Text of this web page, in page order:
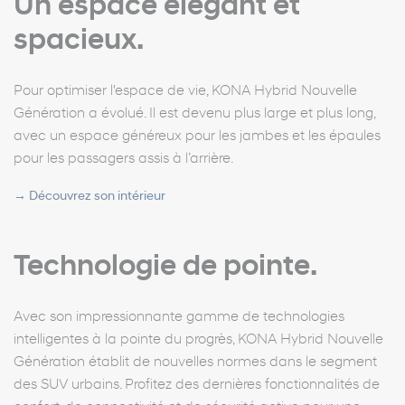
Un espace élégant et
spacieux.
Pour optimiser l'espace de vie, KONA Hybrid Nouvelle
Génération a évolué. Il est devenu plus large et plus long,
avec un espace généreux pour les jambes et les épaules
pour les passagers assis à l’arrière.
→ Découvrez son intérieur
Technologie de pointe.
Avec son impressionnante gamme de technologies
intelligentes à la pointe du progrès, KONA Hybrid Nouvelle
Génération établit de nouvelles normes dans le segment
des SUV urbains. Profitez des dernières fonctionnalités de